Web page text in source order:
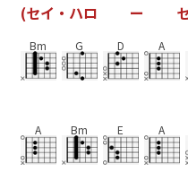
(セイ ・ ハロ ー
Bm G D A
A Bm E A